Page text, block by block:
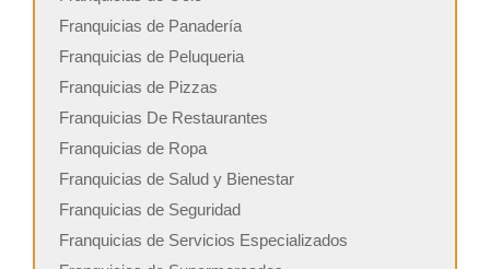
Franquicias de Panadería
Franquicias de Peluqueria
Franquicias de Pizzas
Franquicias De Restaurantes
Franquicias de Ropa
Franquicias de Salud y Bienestar
Franquicias de Seguridad
Franquicias de Servicios Especializados